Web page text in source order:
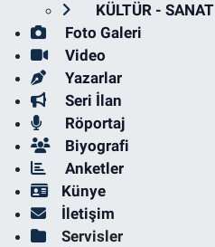
KÜLTÜR - SANAT
Foto Galeri
Video
Yazarlar
Seri İlan
Röportaj
Biyografi
Anketler
Künye
İletişim
Servisler